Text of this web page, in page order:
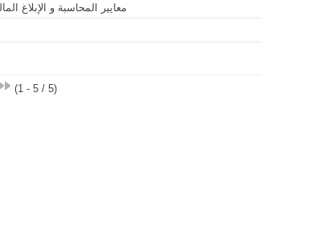
معايير المحاسبة و الإبلاغ
(1 - 5 / 5)